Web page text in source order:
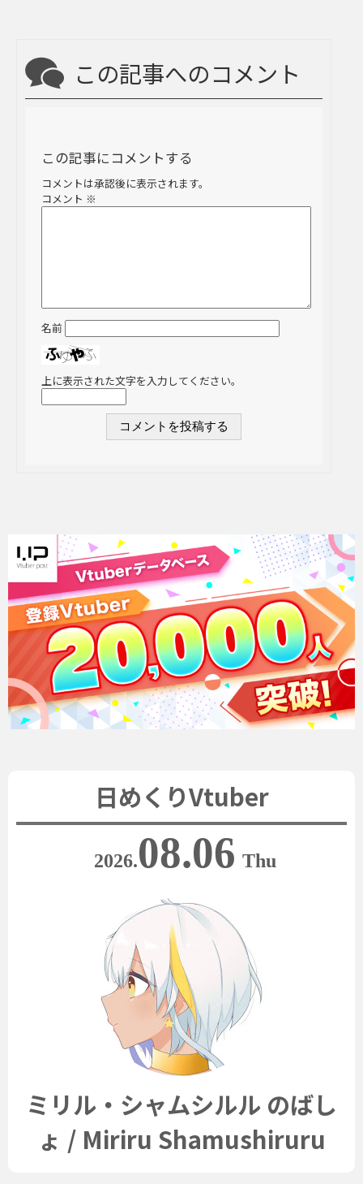
この記事へのコメント
この記事にコメントする
コメントは承認後に表示されます。
コメント ※
名前
上に表示された文字を入力してください。
日めくりVtuber
2026.08.06 Thu
ミリル・シャムシルル のばし
ょ / Miriru Shamushiruru